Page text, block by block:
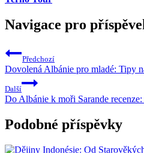
Navigace pro
Předchozí
Dovolená Albánie pro mladé: Tipy
Další
Do Albánie k moři Sarande
Podobné příspěvky